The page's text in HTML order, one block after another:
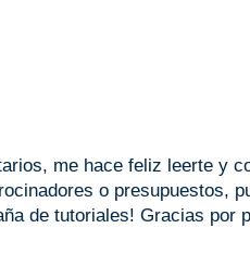
me hace feliz leerte y
o presupuestos,
de tutoriales! Gracias por